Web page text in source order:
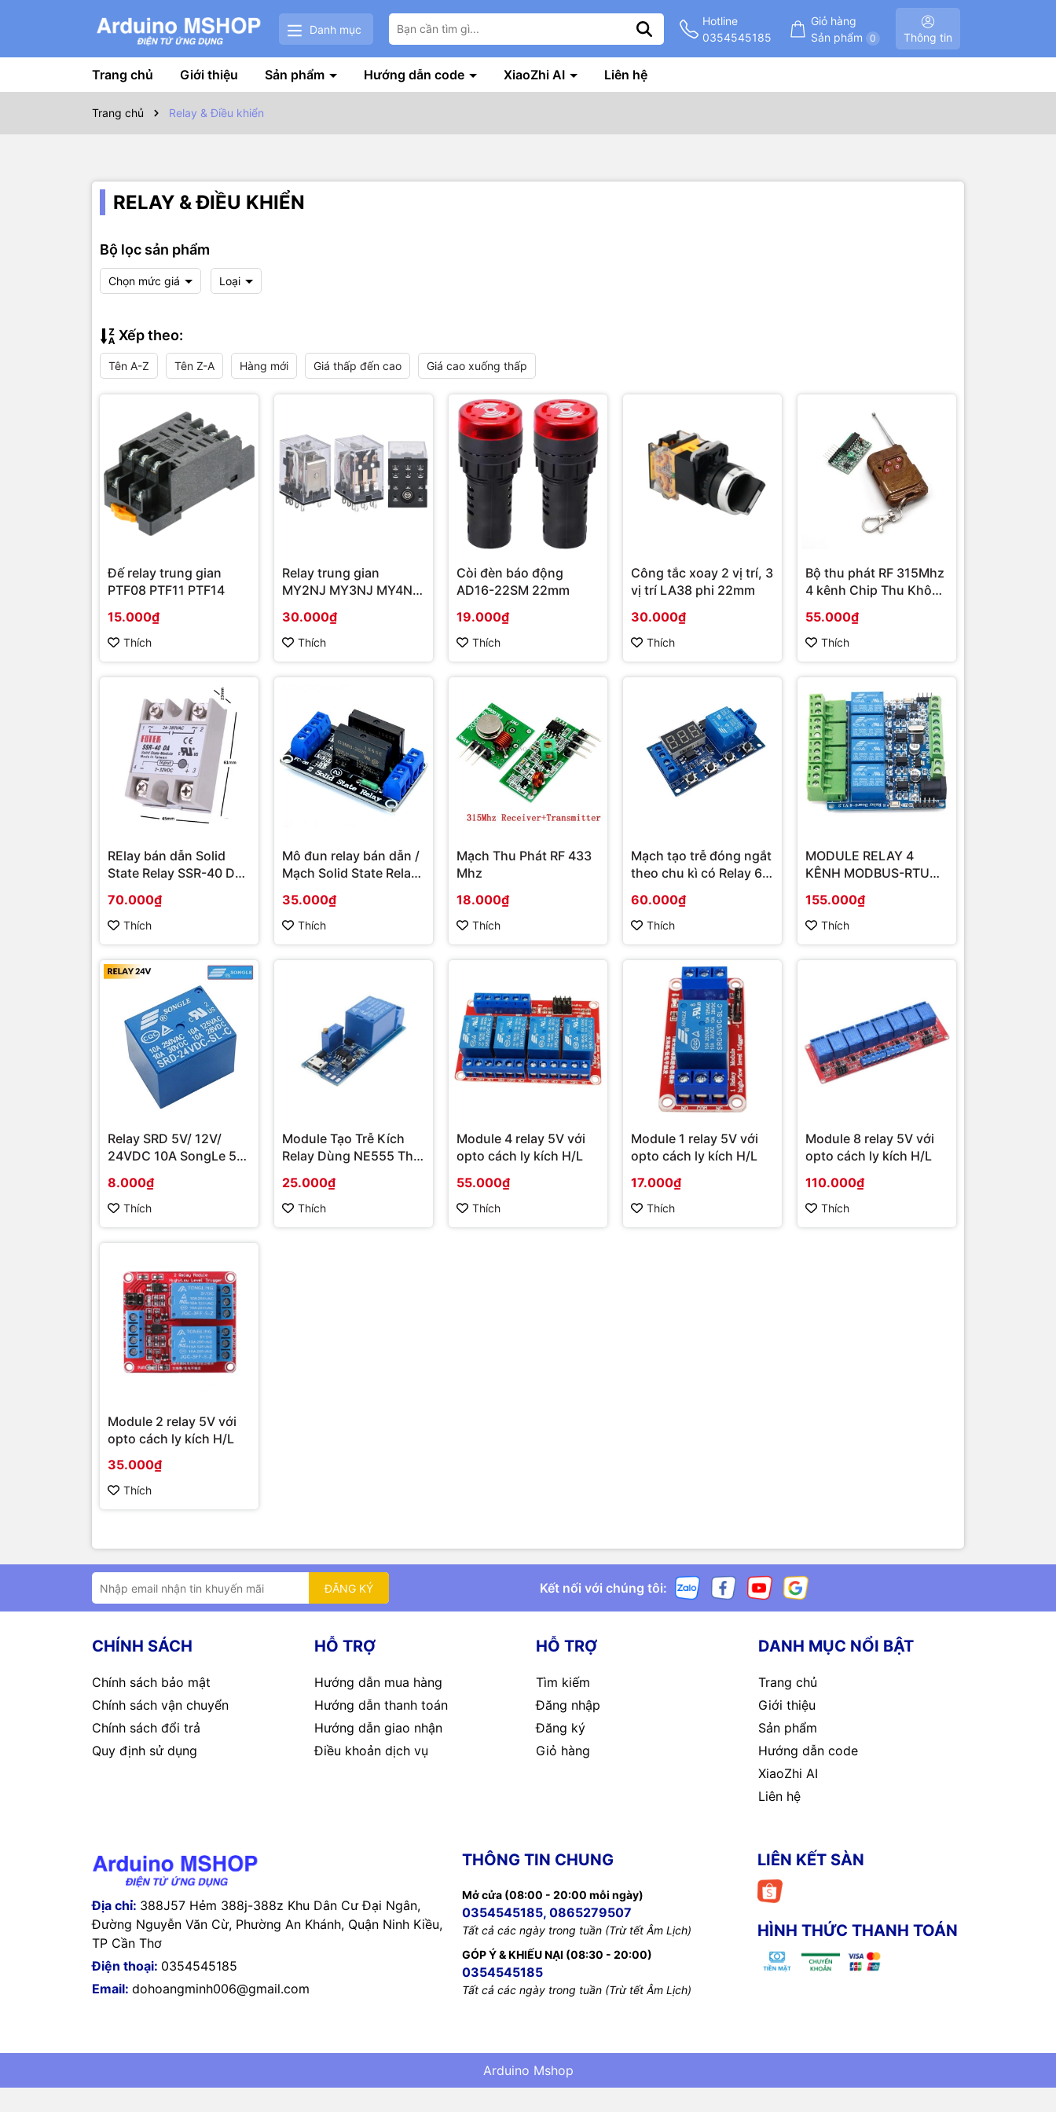
Danh mục
Hotline
0354545185
Giỏ hàng
Sản phẩm
0 Thông tin
Trang chủ Giới thiệu Sản phẩm Hướng dẫn code XiaoZhi AI Liên hệ
Trang chủ Relay & Điều khiển
RELAY & ĐIỀU KHIỂN
Bộ lọc sản phẩm
Chọn mức giá Loại
Xếp theo:
Tên A-Z Tên Z-A Hàng mới Giá thấp đến cao Giá cao xuống thấp
Đế relay trung gian
PTF08 PTF11 PTF14
15.000₫
Thích
Relay trung gian
MY2NJ MY3NJ MY4NJ
30.000₫
Thích
Còi đèn báo động
AD16-22SM 22mm
19.000₫
Thích
Công tắc xoay 2 vị trí, 3
vị trí LA38 phi 22mm
30.000₫
Thích
Bộ thu phát RF 315Mhz
4 kênh Chip Thu Không
RF315 và điều khiển từ
xa )
55.000₫
Thích
RElay bán dẫn Solid
State Relay SSR-40 DA
70.000₫
Thích
Mô đun relay bán dẫn /
Mạch Solid State Relay
35.000₫
Thích
Mạch Thu Phát RF 433
Mhz
18.000₫
Thích
Mạch tạo trễ đóng ngắt
theo chu kì có Relay 6 -
60.000₫
Thích
MODULE RELAY 4
KÊNH MODBUS-RTU
155.000₫
Thích
Relay SRD 5V/ 12V/
24VDC 10A SongLe 5
8.000₫
Thích
Module Tạo Trễ Kích
Relay Dùng NE555 Thời
25.000₫
Thích
Module 4 relay 5V với
opto cách ly kích H/L
55.000₫
Thích
Module 1 relay 5V với
opto cách ly kích H/L
17.000₫
Thích
Module 8 relay 5V với
opto cách ly kích H/L
110.000₫
Thích
Module 2 relay 5V với
opto cách ly kích H/L
35.000₫
Thích
ĐĂNG KÝ Kết nối với chúng tôi:
CHÍNH SÁCH
Chính sách bảo mật
Chính sách vận chuyển
Chính sách đổi trả
Quy định sử dụng
HỖ TRỢ
Hướng dẫn mua hàng
Hướng dẫn thanh toán
Hướng dẫn giao nhận
Điều khoản dịch vụ
HỖ TRỢ
Tìm kiếm
Đăng nhập
Đăng ký
Giỏ hàng
DANH MỤC NỔI BẬT
Trang chủ
Giới thiệu
Sản phẩm
Hướng dẫn code
XiaoZhi AI
Liên hệ
Địa chỉ: 388J57 Hẻm 388j-388z Khu Dân Cư Đại Ngân,
Đường Nguyễn Văn Cừ, Phường An Khánh, Quận Ninh Kiều,
TP Cần Thơ
Điện thoại: 0354545185
Email: dohoangminh006@gmail.com
THÔNG TIN CHUNG
Mở cửa (08:00 - 20:00 mỗi ngày)
0354545185, 0865279507
Tất cả các ngày trong tuần (Trừ tết Âm Lịch)
GÓP Ý & KHIẾU NẠI (08:30 - 20:00)
0354545185
Tất cả các ngày trong tuần (Trừ tết Âm Lịch)
LIÊN KẾT SÀN
HÌNH THỨC THANH TOÁN
Arduino Mshop